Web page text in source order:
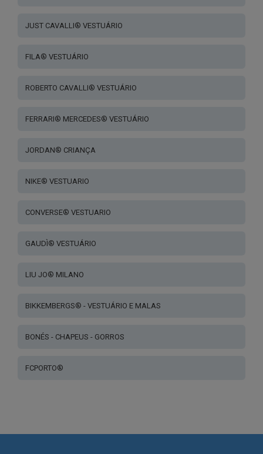
JUST CAVALLI® VESTUÁRIO
FILA® VESTUÁRIO
ROBERTO CAVALLI® VESTUÁRIO
FERRARI® MERCEDES® VESTUÁRIO
JORDAN® CRIANÇA
NIKE® VESTUARIO
CONVERSE® VESTUARIO
GAUDÌ® VESTUÁRIO
LIU JO® MILANO
BIKKEMBERGS® - VESTUÁRIO E MALAS
BONÉS - CHAPEUS - GORROS
FCPORTO®